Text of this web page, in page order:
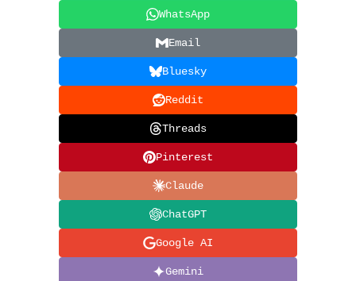
WhatsApp
Email
Bluesky
Reddit
Threads
Pinterest
Claude
ChatGPT
Google AI
Gemini